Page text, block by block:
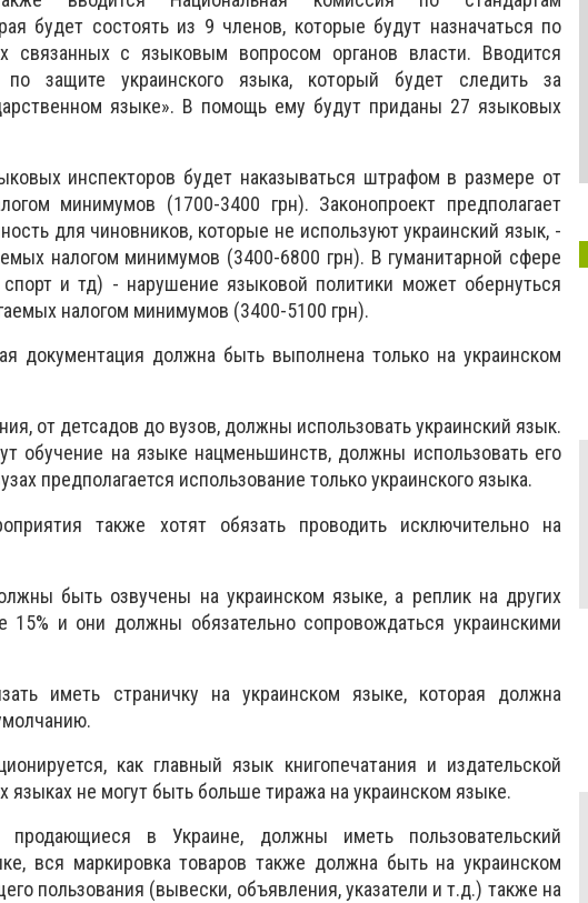
будет состоять из 9 членов, которые будут назначаться по
связанных с языковым вопросом органов власти. Вводится
по защите украинского языка, который будет следить за
языке». В помощь ему будут приданы 27 языковых
инспекторов будет наказываться штрафом в размере от
минимумов (1700-3400 грн). Законопроект предполагает
для чиновников, которые не используют украинский язык, -
налогом минимумов (3400-6800 грн). В гуманитарной сфере
спорт и тд) - нарушение языковой политики может обернуться
налогом минимумов (3400-5100 грн).
документация должна быть выполнена только на украинском
от детсадов до вузов, должны использовать украинский язык.
обучение на языке нацменьшинств, должны использовать его
предполагается использование только украинского языка.
также хотят обязать проводить исключительно на
быть озвучены на украинском языке, а реплик на других
и они должны обязательно сопровождаться украинскими
иметь страничку на украинском языке, которая должна
как главный язык книгопечатания и издательской
языках не могут быть больше тиража на украинском языке.
в Украине, должны иметь пользовательский
вся маркировка товаров также должна быть на украинском
пользования (вывески, объявления, указатели и т.д.) также на